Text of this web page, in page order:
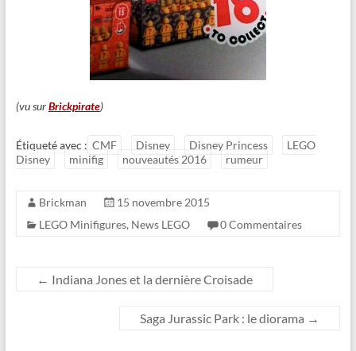
(vu surBrickpirate)
Étiqueté avec : CMF Disney Disney Princess
LEGO
Disney
minifig nouveautés 2016 rumeur
Brickman
15 novembre 2015
LEGO Minifigures, News LEGO 0 Commentaires
← Indiana Jones et la dernière Croisade
Saga Jurassic Park : le diorama →